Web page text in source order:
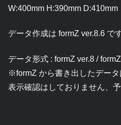
W:400mm H:390mm D:410mm
データ作成は formZ ver.8.6 で
データ形式 : formZ ver.8 /
※formZ から書き出したデー
表示確認はしておりません、